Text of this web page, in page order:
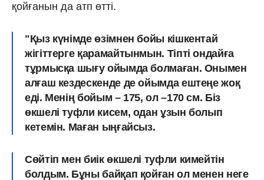
қойғанын да атп өтті.
"Қыз күнімде өзімнен бойы кішкентай
жігіттерге қарамайтынмын. Тіпті ондайға
тұрмысқа шығу ойымда болмаған. Онымен
алғаш кездескенде де ойымда ештеңе жоқ
еді. Менің бойым – 175, ол –170 см. Біз
өкшелі туфли кисем, одан ұзын болып
кетемін. Маған ыңғайсыз.
Сөйтіп мен биік өкшелі туфли кимейтін
болдым. Бұны байқап қойған ол менен неге